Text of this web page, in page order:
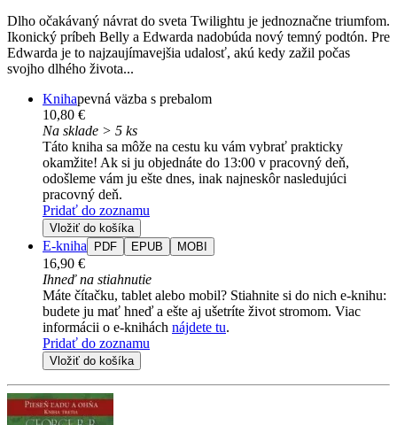
Dlho očakávaný návrat do sveta Twilightu je jednoznačne triumfom.
Ikonický príbeh Belly a Edwarda nadobúda nový temný podtón. Pre
Edwarda je to najzaujímavejšia udalosť, akú kedy zažil počas
svojho dlhého života...
Knihapevná väzba s prebalom
10,80 €
Na sklade > 5 ks
Táto kniha sa môže na cestu ku vám vybrať prakticky
okamžite! Ak si ju objednáte do 13:00 v pracovný deň,
odošleme vám ju ešte dnes, inak najneskôr nasledujúci
pracovný deň.
Pridať do zoznamu
Vložiť do košíka
E-kniha PDF EPUB MOBI
16,90 €
Ihneď na stiahnutie
Máte čítačku, tablet alebo mobil? Stiahnite si do nich e-knihu:
budete ju mať hneď a ešte aj ušetríte život stromom. Viac
informácii o e-knihách nájdete tu.
Pridať do zoznamu
Vložiť do košíka